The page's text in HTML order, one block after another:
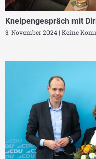
Kneipengespräch mit
3. November 2024 Keine